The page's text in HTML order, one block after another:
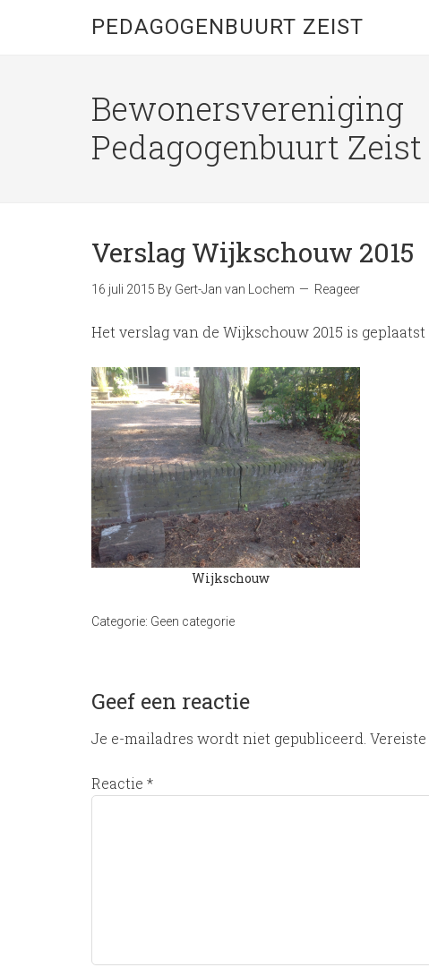
PEDAGOGENBUURT ZEIST
Bewonersvereniging
Pedagogenbuurt Zeist
Verslag Wijkschouw 2015
16 juli 2015 By Gert-Jan van Lochem Reageer
Het verslag van de Wijkschouw 2015 is geplaatst
Wijkschouw
Categorie: Geen categorie
Geef een reactie
Je e-mailadres wordt niet gepubliceerd.
Reactie *